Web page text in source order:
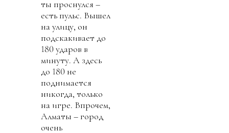
ты проснулся –
есть пульс. Вышел
на улицу, он
подскакивает до
180 ударов в
минуту. А здесь
до 180 не
поднимается
никогда, только
на игре. Впрочем,
Алматы – город
очень